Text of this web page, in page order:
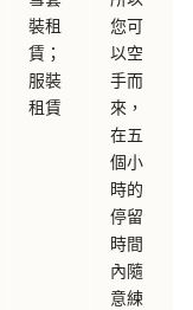
裝租
賃；
服裝
租賃
您可
以空
手而
來，
在五
個小
時的
停留
時間
內隨
意練